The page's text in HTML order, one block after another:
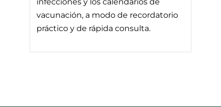
infecciones y los calendarios de
vacunación, a modo de recordatorio
práctico y de rápida consulta.